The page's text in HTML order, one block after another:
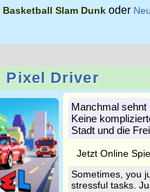
Basketball Slam Dunk oder
Pixel Driver
Manchmal sehnt
Keine
Stadt und die
Jetzt Online
Sometimes, you
stressful tasks.